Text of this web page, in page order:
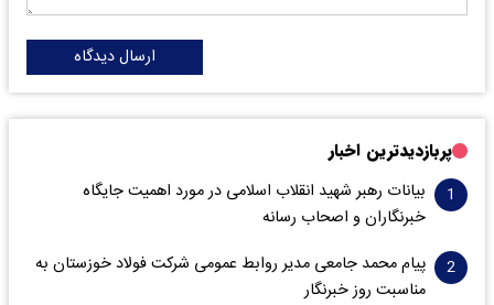
ارسال دیدگاه
پربازدیدترین اخبار
بیانات رهبر شهید انقلاب اسلامی در مورد اهمیت جایگاه
خبرنگاران و اصحاب رسانه
پیام محمد جامعی مدیر روابط عمومی شرکت فولاد خوزستان به
مناسبت روز خبرنگار